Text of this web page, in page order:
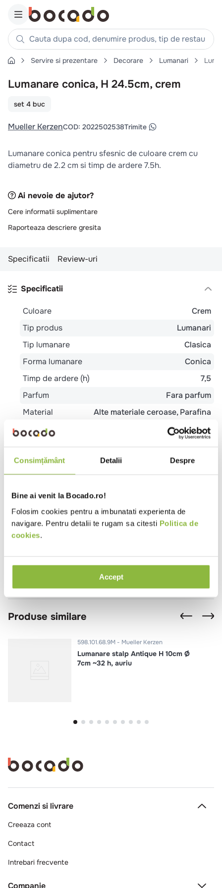
Consimțământ Detalii Despre
Bine ai venit la Bocado.ro!
Folosim cookies pentru a imbunatati experienta de
navigare. Pentru detalii te rugam sa citesti Politica de
cookies.
Accept
Cauta dupa cod, denumire produs, tip de restaurant,
Căutări populare
1. cartofi
piept pui
4. chifle
6. coaste
8. aripi
9. croissant
10.pizza
Servire si prezentare Decorare Lumanari
Lumanare conica, H 24.5cm, crem
set 4 buc
Mueller KerzenCOD: 2022502538Trimite
Lumanare conica pentru sfesnic de culoare crem cu
diametru de 2.2 cm si timp de ardere 7.5h.
Ai nevoie de ajutor?
Cere informatii suplimentare
Raporteaza descriere gresita
Specificatii Review-uri
Specificatii
Culoare
Crem
Tip produs
Lumanari
Tip lumanare
Clasica
Forma lumanare
Conica
Timp de ardere (h)
7,5
Parfum
Fara parfum
Material
Alte materiale ceroase Parafina
Lungime (cm)
24,5
Inaltime (cm)
Review-uri
Te rugăm să te autentifici pentru a scrie o recenzie.
Se încarcă recenziile…
Produse similare
598.101.68.9M Mueller Kerzen
Lumanare stalp Antique H 10cm Ø
7cm ~32 h, auriu
Comenzi si livrare
Creeaza cont
Contact
Intrebari frecvente
Companie